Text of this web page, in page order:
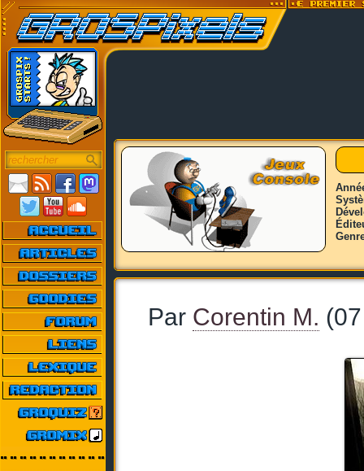
Par Corentin M.